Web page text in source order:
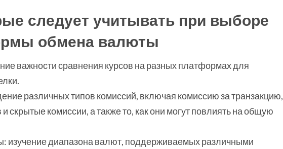
следует учитывать при выборе
обмена валюты
важности сравнения курсов на разных платформах для
различных типов комиссий, включая комиссию за транзакцию,
скрытые комиссии, а также то, как они могут повлиять на общую
диапазона валют, поддерживаемых различными